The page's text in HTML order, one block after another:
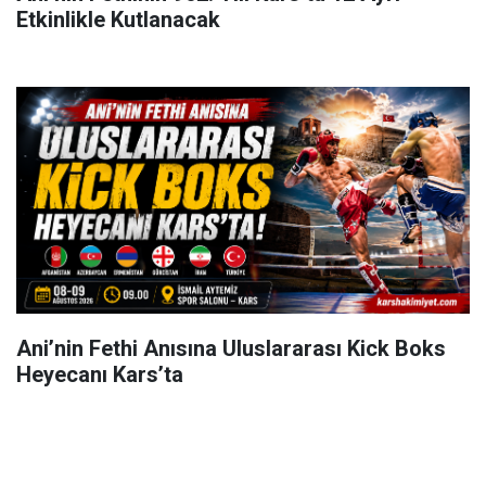
Etkinlikle Kutlanacak
Ani’nin Fethi Anısına Uluslararası Kick Boks
Heyecanı Kars’ta